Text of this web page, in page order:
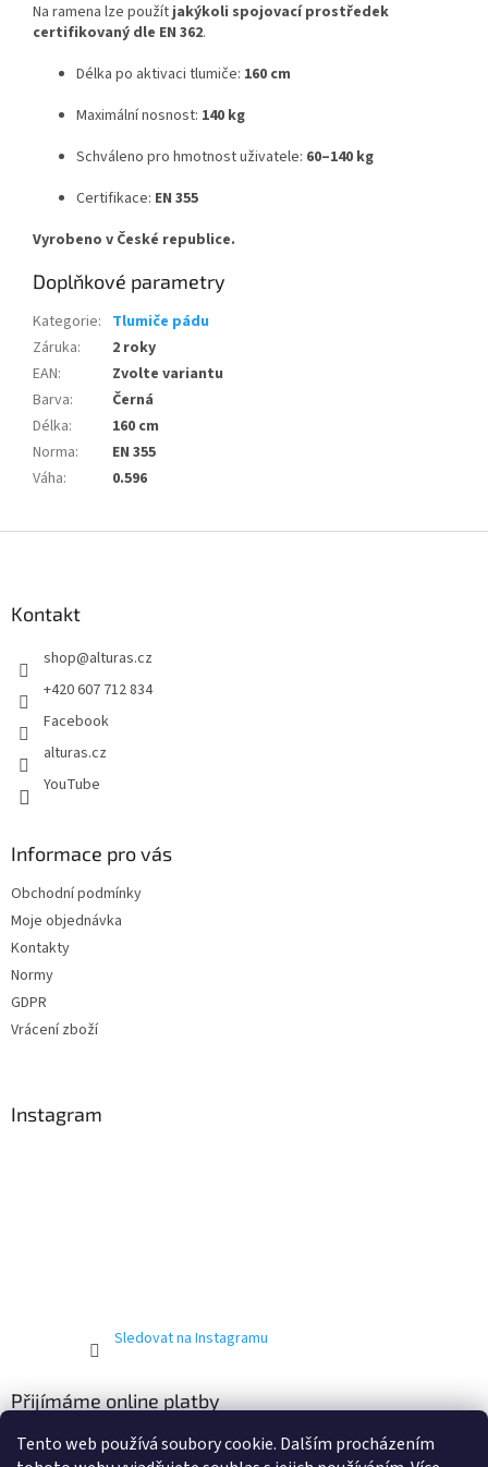
Tento web používá soubory cookie. Dalším procházením
Na ramena lze použítjakýkoli spojovací prostředek
certifikovaný dle EN 362.
Délka po aktivaci tlumiče: 160 cm
Maximální nosnost: 140 kg
Schváleno pro hmotnost uživatele: 60–140 kg
Certifikace: EN 355
Vyrobeno v České republice.
Doplňkové parametry
Kategorie: Tlumiče pádu
Záruka:
2 roky
EAN:
Zvolte variantu
Barva:
Černá
Délka:
160 cm
Norma:
EN 355
Váha: 0.596
Kontakt
shop@alturas.cz
+420 607 712 834
Facebook
alturas.cz
YouTube
Informace pro vás
Obchodní podmínky
Moje objednávka
Kontakty
Normy
GDPR
Vrácení zboží
Instagram
Sledovat na Instagramu
Přijímáme online platby